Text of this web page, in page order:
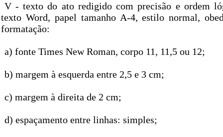
V - texto do ato redigido com precisão e ordem
texto Word, papel tamanho A-4, estilo normal,
formatação:
a) fonte Times New Roman, corpo 11, 11,5 ou 12;
b) margem à esquerda entre 2,5 e 3 cm;
c) margem à direita de 2 cm;
d) espaçamento entre linhas: simples;